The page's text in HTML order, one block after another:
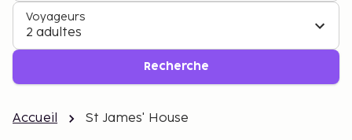
Voyageurs
2 adultes
Recherche
Accueil St James' House